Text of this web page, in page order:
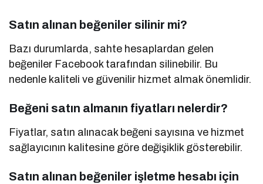
Satın alınan beğeniler silinir mi?
Bazı durumlarda, sahte hesaplardan gelen
beğeniler Facebook tarafından silinebilir. Bu
nedenle kaliteli ve güvenilir hizmet almak önemlidir.
Beğeni satın almanın fiyatları nelerdir?
Fiyatlar, satın alınacak beğeni sayısına ve hizmet
sağlayıcının kalitesine göre değişiklik gösterebilir.
Satın alınan beğeniler işletme hesabı için